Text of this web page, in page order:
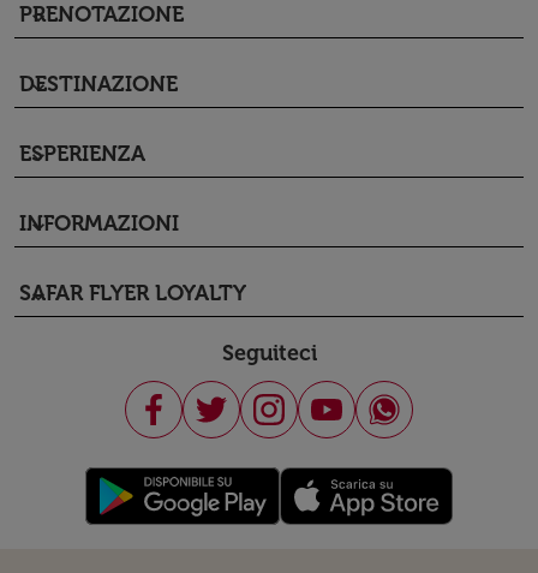
PRENOTAZIONE
keyboard_arrow_down
DESTINAZIONE
keyboard_arrow_down
ESPERIENZA
keyboard_arrow_down
INFORMAZIONI
keyboard_arrow_down
SAFAR FLYER LOYALTY
keyboard_arrow_down
Seguiteci